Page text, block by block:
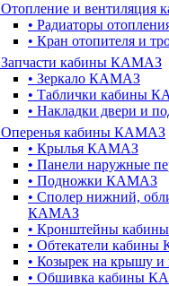
Отопление и
• Радиаторы
• Кран отопителя и
Запчасти кабины КАМАЗ
• Зеркало КАМАЗ
• Таблички кабины
• Накладки двери и
Оперенья кабины КАМАЗ
• Крылья КАМАЗ
• Панели наружные
• Подножки КАМАЗ
• Сполер нижний,
КАМАЗ
• Кронштейны
• Обтекатели
• Козырек на крышу
• Обшивка кабины